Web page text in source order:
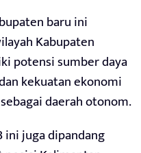
baru ini
Kabupaten
potensi sumber daya
kekuatan ekonomi
daerah otonom.
ini juga dipandang